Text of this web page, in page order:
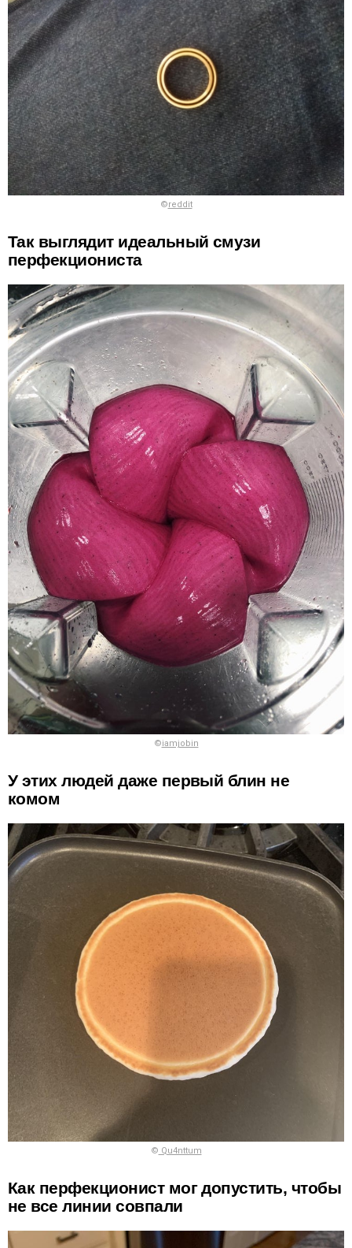
©reddit
Так выглядит идеальный смузи
перфекциониста
©iamjobin
У этих людей даже первый блин не
комом
© Qu4nttum
Как перфекционист мог допустить, чтобы
не все линии совпали